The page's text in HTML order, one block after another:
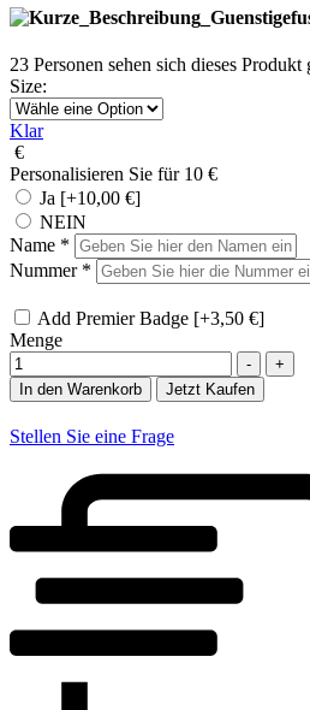
23 Personen sehen sich dieses Produkt
Size:
Klar
€
Personalisieren Sie für 10 €
Ja [+10,00 €]
NEIN
Name *
Nummer*
Add Premier Badge [+3,50 €]
Menge
-
+
In den Warenkorb
Jetzt Kaufen
Stellen Sie eine Frage